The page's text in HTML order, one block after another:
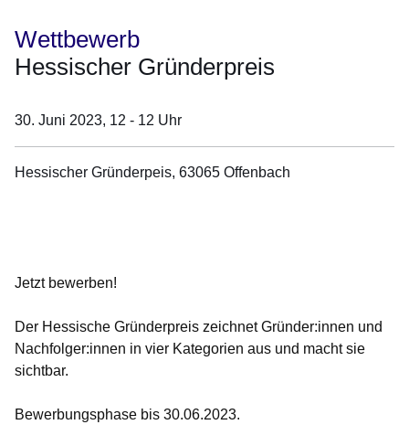
Wettbewerb
Hessischer Gründerpreis
30. Juni 2023, 12 - 12 Uhr
Hessischer Gründerpeis, 63065 Offenbach
Jetzt bewerben!
Der Hessische Gründerpreis zeichnet Gründer:innen und
Nachfolger:innen in vier Kategorien aus und macht sie
sichtbar.
Bewerbungsphase bis 30.06.2023.